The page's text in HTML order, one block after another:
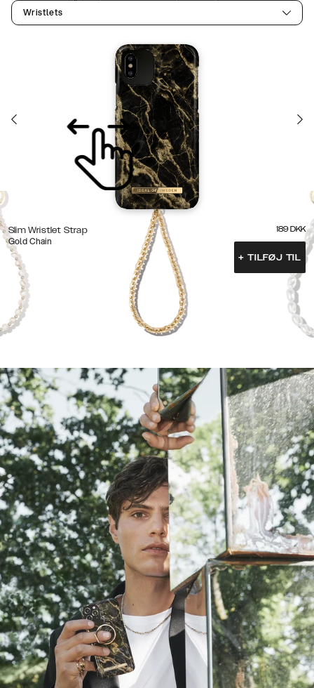
Wristlets
Slim Wristlet Strap
Gold Chain
189 DKK
+ TILFØJ TIL